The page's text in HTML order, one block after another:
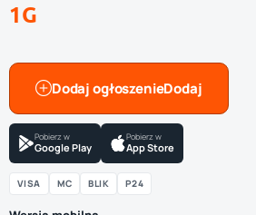
1G
Dodaj ogłoszenie
Pobierz w
Google Play
Pobierz w
App Store
VISA MC BLIK P24